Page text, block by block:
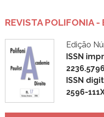
REVISTA POLIFONIA -
Edição
ISSN
ISSN
2596-